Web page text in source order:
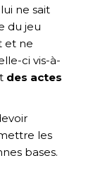
ne sait
du jeu
et ne
ci vis-à-
des actes
les
bases.